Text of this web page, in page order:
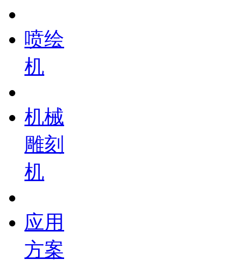
喷绘
机
机械
雕刻
机
应用
方案